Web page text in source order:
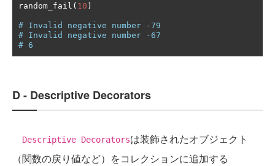
random_fail ( 10 )
# Invalid negative number -79
# Invalid negative number -67
# 6
D - Descriptive Decorators
Descriptive Decoratorsは装飾されたオブジェクト
（関数の戻り値など）をコレクションに追加する